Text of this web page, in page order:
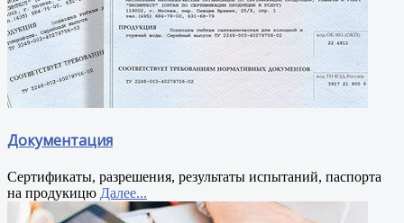
Документация
Сертификаты, разрешения, результаты испытаний, паспорта
на продукицю Далее...